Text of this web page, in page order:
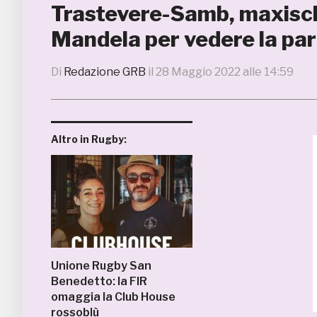
Trastevere-Samb,
Mandela per vedere la
Di Redazione GRB il 28 Maggio 2022 alle 14:59
Altro in Rugby:
Unione Rugby San
Benedetto: la FIR
omaggia la Club House
rossoblù